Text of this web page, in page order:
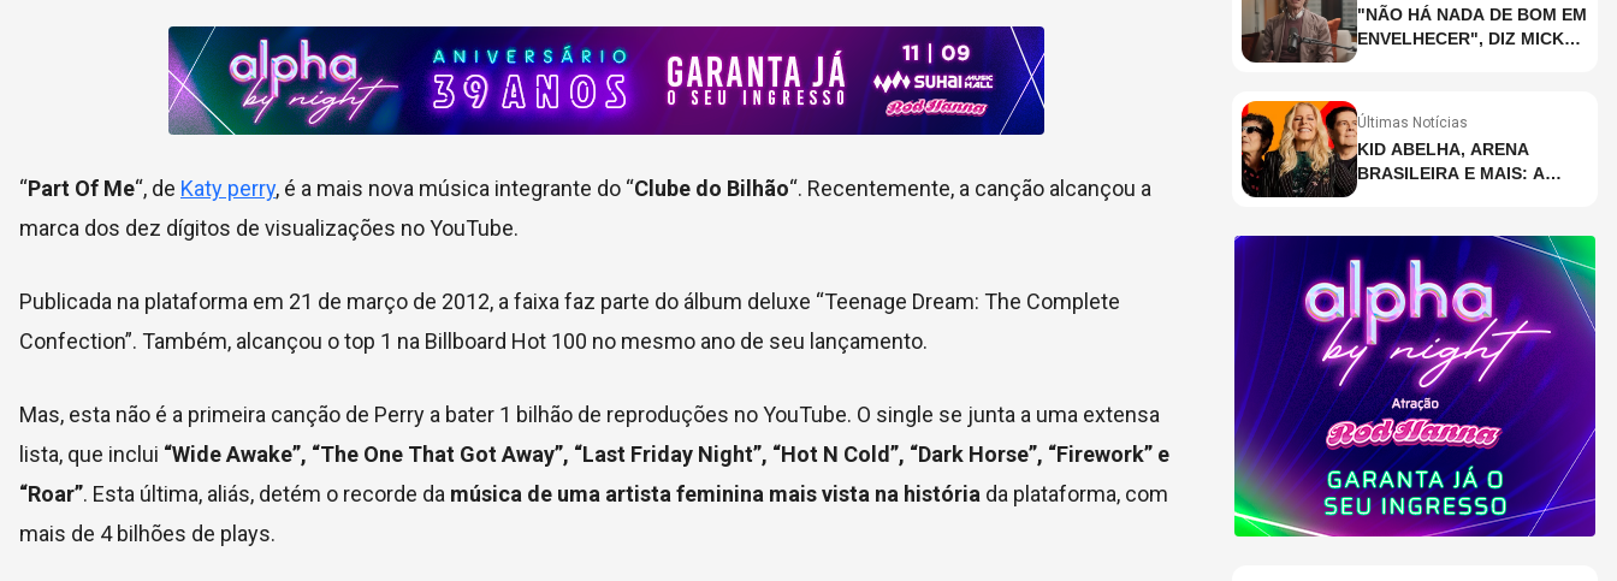
“Part Of Me“, de Katy perry, é a mais nova música integrante do “Clube do Bilhão“. Recentemente, a canção alcançou a
marca dos dez dígitos de visualizações no YouTube.
Publicada na plataforma em 21 de março de 2012, a faixa faz parte do álbum deluxe “Teenage Dream: The Complete
Confection”. Também, alcançou o top 1 na Billboard Hot 100 no mesmo ano de seu lançamento.
Mas, esta não é a primeira canção de Perry a bater 1 bilhão de reproduções no YouTube. O single se junta a uma extensa
lista, que inclui “Wide Awake”, “The One That Got Away”, “Last Friday Night”, “Hot N Cold”, “Dark Horse”, “Firework” e
“Roar”. Esta última, aliás, detém o recorde da música de uma artista feminina mais vista na história da plataforma, com
mais de 4 bilhões de plays.
"NÃO HÁ NADA DE BOM EM
ENVELHECER", DIZ MICK
Últimas Notícias
KID ABELHA, ARENA
BRASILEIRA E MAIS: A